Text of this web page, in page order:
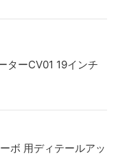
ターCV01 19インチ
ボ 用ディテールアッ